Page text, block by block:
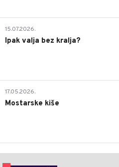
15.07.2026.
Ipak valja bez kralja?
17.05.2026.
Mostarske kiše